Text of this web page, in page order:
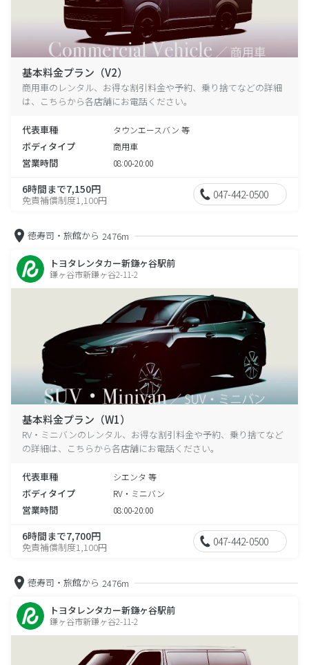
基本料金プラン（V2）
商用車のレンタル、お得な割引料金や予約、乗り捨てなどの詳細
は、こちらから各店舗にお電話ください。
代表車種 タウンエースバン 等
ボディタイプ 商用車
営業時間 08:00-20:00
6時間まで7,150円
免責補償制度1,100円 047-442-0500
徳寿司・旅館から 2476m
トヨタレンタカー新鎌ヶ谷駅前
鎌ヶ谷市新鎌ヶ谷2-11-2
基本料金プラン（W1）
RV・ミニバンのレンタル、お得な割引料金や予約、乗り捨てなど
の詳細は、こちらから各店舗にお電話ください。
代表車種 シエンタ 等
ボディタイプ RV・ミニバン
営業時間 08:00-20:00
6時間まで7,700円
免責補償制度1,100円 047-442-0500
徳寿司・旅館から 2476m
トヨタレンタカー新鎌ヶ谷駅前
鎌ヶ谷市新鎌ヶ谷2-11-2